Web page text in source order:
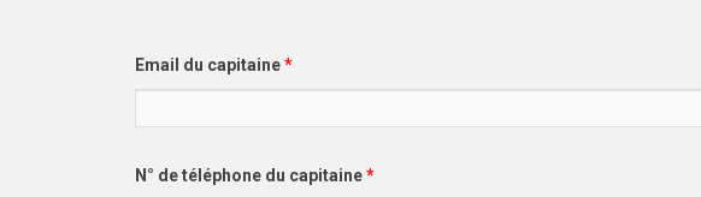
Email du capitaine*
N° de téléphone du capitaine*